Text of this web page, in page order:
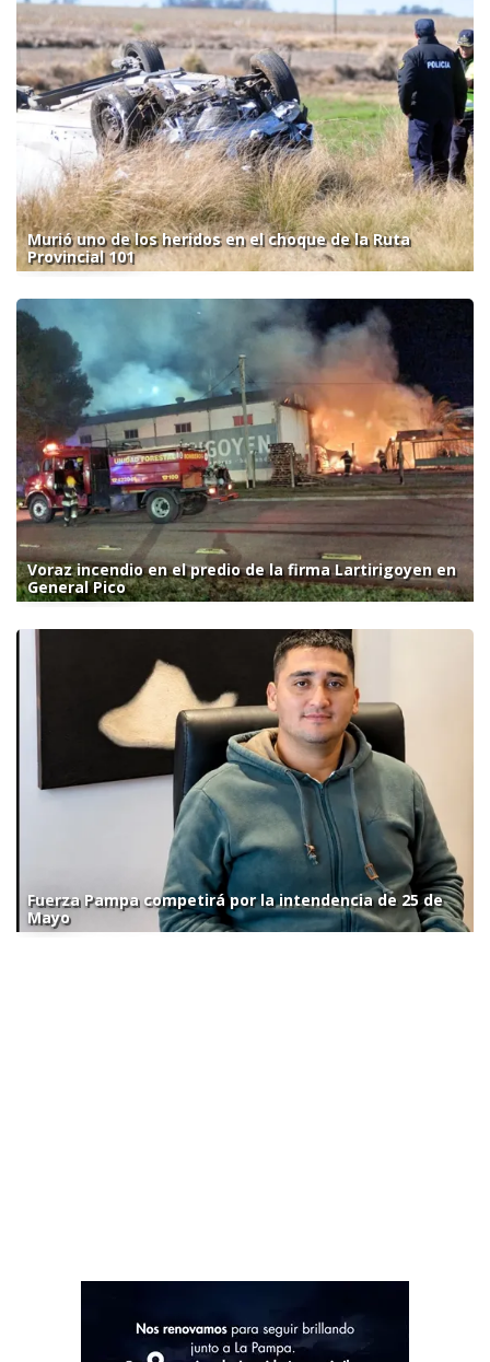
Murió uno de los heridos en el choque de la Ruta
Provincial 101
Voraz incendio en el predio de la firma Lartirigoyen en
General Pico
Fuerza Pampa competirá por la intendencia de 25 de
Mayo